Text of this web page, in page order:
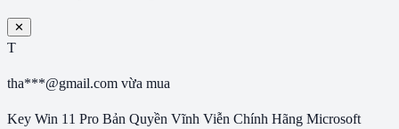
✕
T
tha***@gmail.com vừa mua
Key Win 11 Pro Bản Quyền Vĩnh Viễn Chính Hãng Microsoft